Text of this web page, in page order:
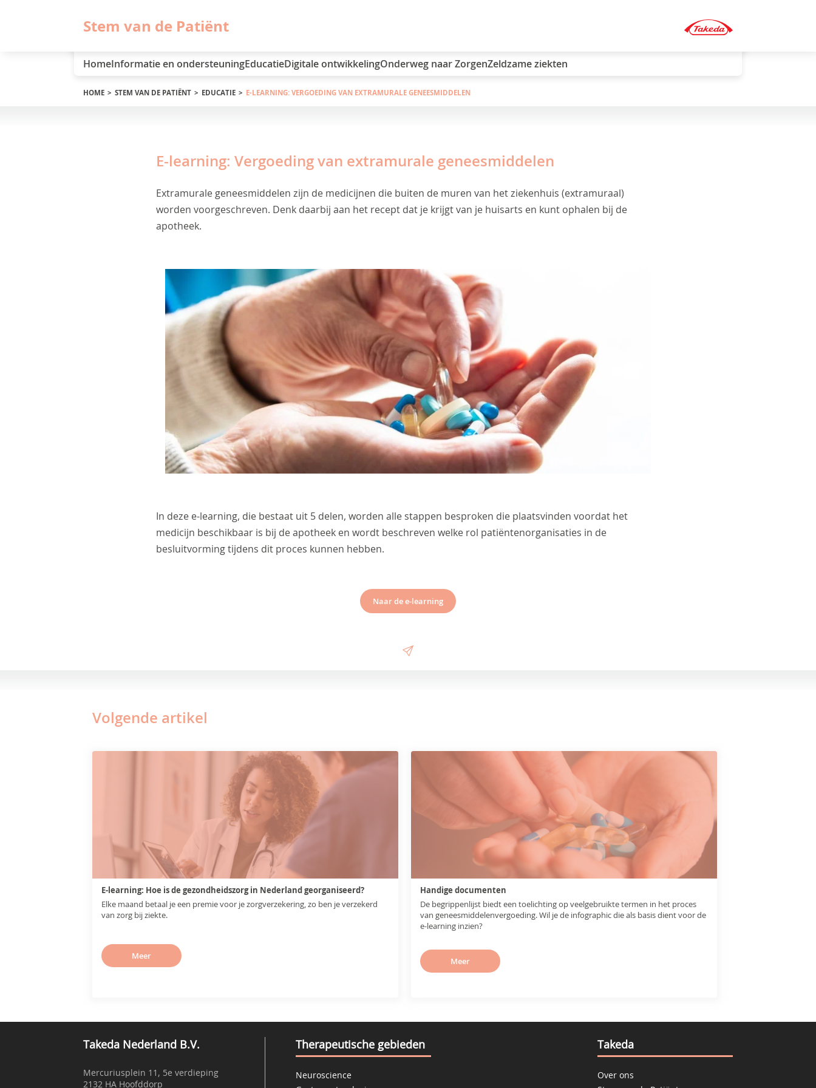
Stem van de Patiënt
HomeInformatie en ondersteuningEducatieDigitale ontwikkelingOnderweg naar ZorgenZeldzame ziekten
HOME STEM VAN DE PATIËNT EDUCATIE E-LEARNING: VERGOEDING VAN EXTRAMURALE GENEESMIDDELEN
E-learning: Vergoeding van extramurale geneesmiddelen
Extramurale geneesmiddelen zijn de medicijnen die buiten de muren van het ziekenhuis (extramuraal)
worden voorgeschreven. Denk daarbij aan het recept dat je krijgt van je huisarts en kunt ophalen bij de
apotheek.
In deze e-learning, die bestaat uit 5 delen, worden alle stappen besproken die plaatsvinden voordat het
medicijn beschikbaar is bij de apotheek en wordt beschreven welke rol patiëntenorganisaties in de
besluitvorming tijdens dit proces kunnen hebben.
Naar de e-learning
Volgende artikel
E-learning: Hoe is de gezondheidszorg in Nederland georganiseerd?
Elke maand betaal je een premie voor je zorgverzekering, zo ben je verzekerd
van zorg bij ziekte.
Meer
Handige documenten
De begrippenlijst biedt een toelichting op veelgebruikte termen in het proces
van geneesmiddelenvergoeding. Wil je de infographic die als basis dient voor de
e-learning inzien?
Meer
Takeda Nederland B.V.
Mercuriusplein 11, 5e verdieping
2132 HA Hoofddorp
Therapeutische gebieden
Neuroscience
Takeda
Over ons